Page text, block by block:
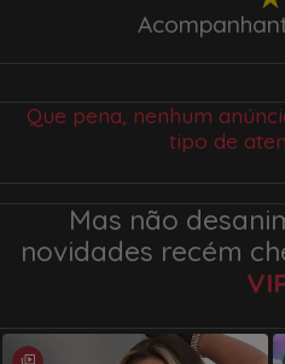
Que pena, nenhum
tipo de
Mas não
novidades recém